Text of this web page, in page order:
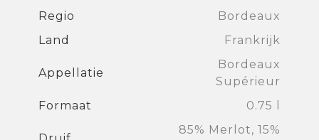
Regio
Bordeaux
Land
Frankrijk
Appellatie
Bordeaux
Supérieur
Formaat
0.75 l
85% Merlot, 15%